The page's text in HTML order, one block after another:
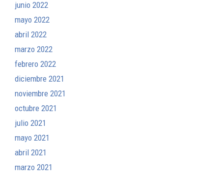
junio 2022
mayo 2022
abril 2022
marzo 2022
febrero 2022
diciembre 2021
noviembre 2021
octubre 2021
julio 2021
mayo 2021
abril 2021
marzo 2021